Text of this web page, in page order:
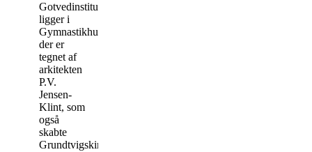
Gotvedinstituttet
ligger i
Gymnastikhuset,
der er
tegnet af
arkitekten
P.V.
Jensen-
Klint, som
også
skabte
Grundtvigskirken.